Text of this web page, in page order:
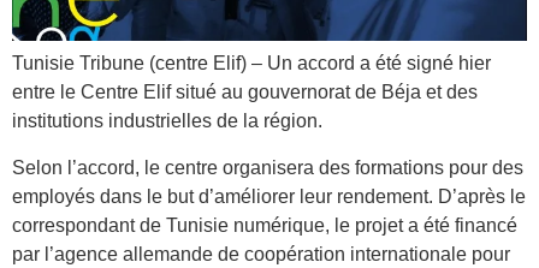
Tunisie Tribune (centre Elif) – Un accord a été signé hier
entre le Centre Elif situé au gouvernorat de Béja et des
institutions industrielles de la région.
Selon l’accord, le centre organisera des formations pour des
employés dans le but d’améliorer leur rendement. D’après le
correspondant de Tunisie numérique, le projet a été financé
par l’agence allemande de coopération internationale pour